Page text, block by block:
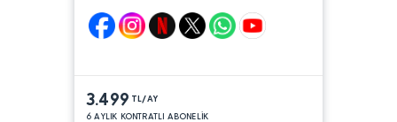
3.499 TL/AY
6 AYLIK KONTRATLI ABONELİK